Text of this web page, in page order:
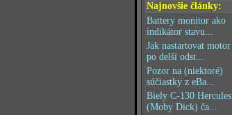
Najnovšie články:
Battery monitor ako
indikátor stavu...
Jak nastartovat motor
po delší odst...
Pozor na (niektoré)
súčiastky z eBa...
Biely C-130 Hercules
(Moby Dick) ča...